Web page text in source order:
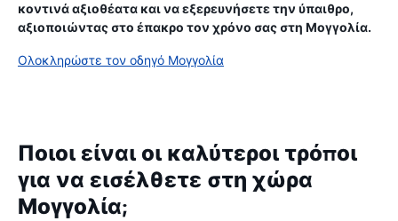
κοντινά αξιοθέατα και να εξερευνήσετε την ύπαιθρο,
αξιοποιώντας στο έπακρο τον χρόνο σας στη Μογγολία.
Ολοκληρώστε τον οδηγό Μογγολία
Ποιοι είναι οι καλύτεροι τρόποι
για να εισέλθετε στη χώρα
Μογγολία;